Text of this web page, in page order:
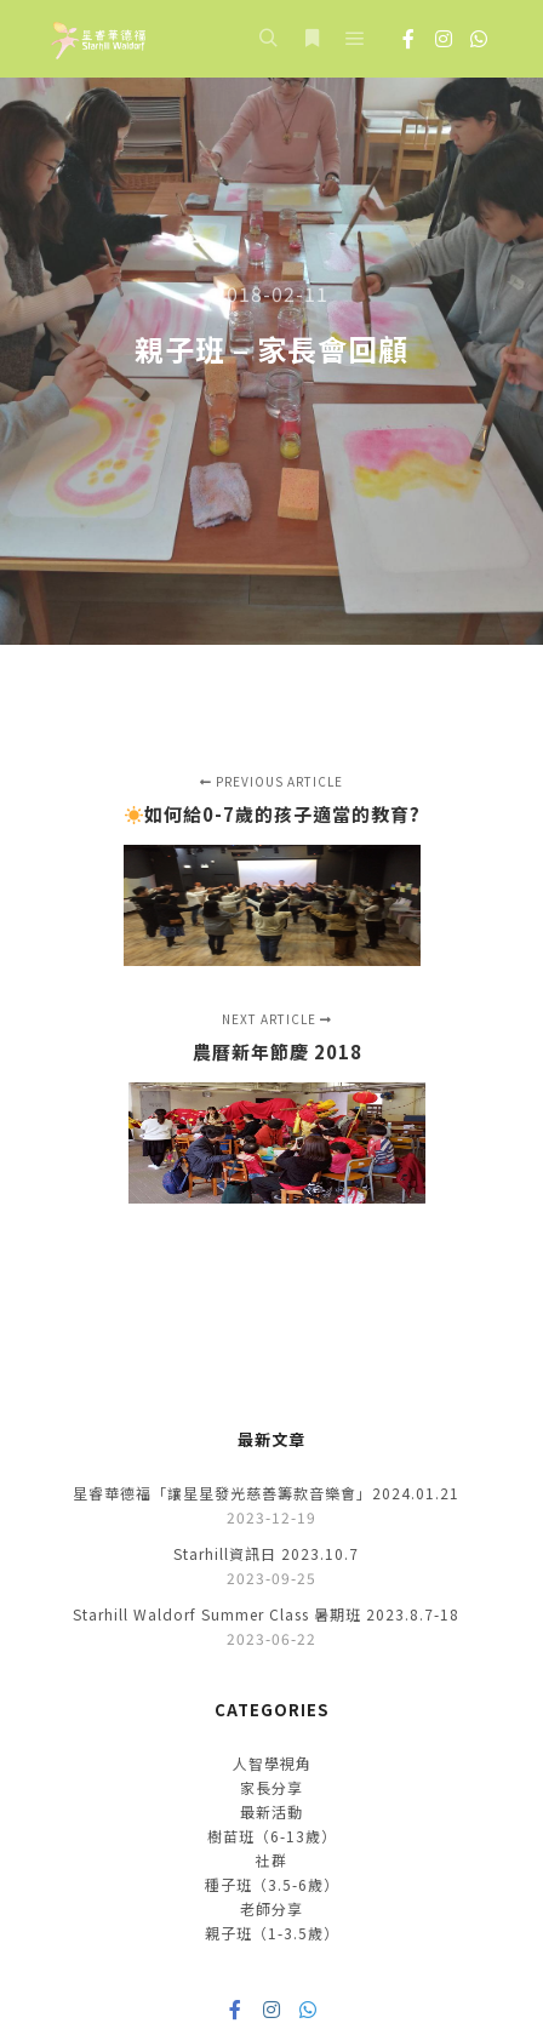
2018-02-11
親子班 – 家長會回顧
PREVIOUS ARTICLE
如何給0-7歲的孩子適當的教育?
NEXT ARTICLE
農曆新年節慶 2018
最新文章
星睿華德福「讓星星發光慈善籌款音樂會」2024.01.21
2023-12-19
Starhill資訊日 2023.10.7
2023-09-25
Starhill Waldorf Summer Class 暑期班 2023.8.7-18
2023-06-22
CATEGORIES
人智學視角
家長分享
最新活動
樹苗班（6-13歲）
社群
種子班（3.5-6歲）
老師分享
親子班（1-3.5歲）